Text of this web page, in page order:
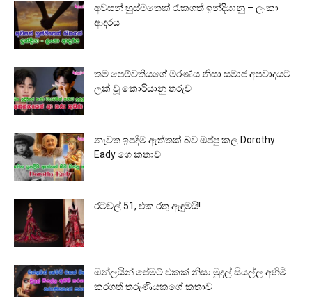
අවසන් හුස්මතෙක් රැකගත් ඉන්දියානු – ලංකා
ආදරය
තම පෙම්වතියගේ මරණය නිසා සමාජ අපවාදයට
ලක් වූ කොරියානු තරුව
නැවත ඉපදීම ඇත්තක් බව ඔප්පු කල Dorothy
Eady ගෙ කතාව
රටවල් 51, එක රතු ඇඳුමයි!
ඔන්ලයින් පේමට් එකක් නිසා මුදල් සියල්ල අහිමි
කරගත් තරුණියකගේ කතාව